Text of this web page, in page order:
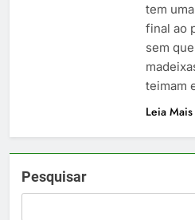
tem
final ao
sem
teimam
Leia Mais
Pesquisar